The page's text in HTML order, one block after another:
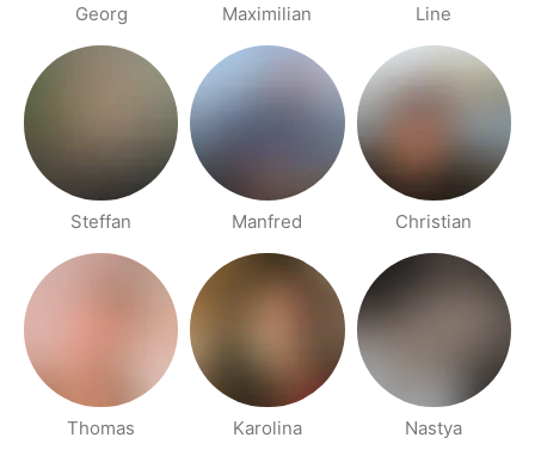
Georg Maximilian Line
Steffan Manfred Christian
Thomas Karolina Nastya